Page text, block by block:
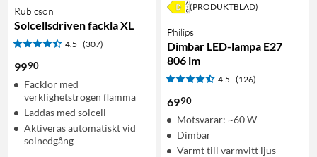
Rubicson
Solcellsdriven fackla XL
4.5 (307)
9990
Facklor med
verklighetstrogen flamma
Laddas med solcell
Aktiveras automatiskt vid
solnedgång
(PRODUKTBLAD)
Philips
Dimbar LED-lampa E27
806 lm
4.5 (126)
6990
Motsvarar: ~60 W
Dimbar
Varmt till varmvitt ljus